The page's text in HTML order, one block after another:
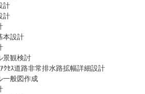
計
計
本設計
景観検討
ｸｾｽ道路非常排水路拡幅詳細設計
一般図作成